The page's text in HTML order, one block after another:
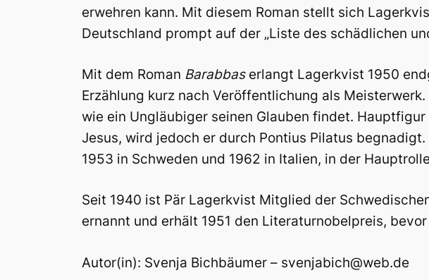
erwehren kann. Mit diesem Roman stellt sich
Deutschland prompt auf der „Liste des schädlichen
Mit dem Roman Barabbaserlangt Lagerkvist 1950
Erzählung kurz nach Veröffentlichung als
wie ein Ungläubiger seinen Glauben findet.
Jesus, wird jedoch er durch Pontius Pilatus
1953 in Schweden und 1962 in Italien, in der
Seit 1940 ist Pär Lagerkvist Mitglied der
ernannt und erhält 1951 den Literaturnobelpreis,
Autor(in): Svenja Bichbäumer – svenjabich@web.de